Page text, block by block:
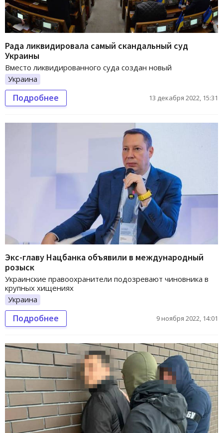
Рада ликвидировала самый скандальный суд
Украины
Вместо ликвидированного суда создан новый
Украина
Подробнее 13 декабря 2022, 15:31
Экс-главу Нацбанка объявили в международный
розыск
Украинские правоохранители подозревают чиновника в
крупных хищениях
Украина
Подробнее 9 ноября 2022, 14:01